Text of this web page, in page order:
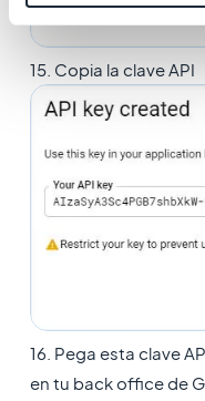
15. Copia la clave API
16. Pega esta clave
en tu back office de